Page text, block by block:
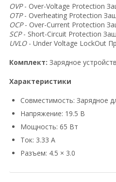
OVP- Over-Voltage Protection
OTP- Overheating Protection
OCP- Over-Current Protection
SCP- Short-Circuit Protection
UVLO- Under Voltage LockOut
Комплект: Зарядное
Характеристики
Совместимость: Зарядное
Напряжение: 19.5 В
Мощность: 65 Вт
Ток: 3.33 А
Разъем: 4.5 × 3.0